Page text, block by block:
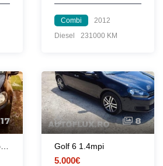
Combi
2012
Diesel
231000 KM
17 8
Golf 6 1.4mpi
5.000€